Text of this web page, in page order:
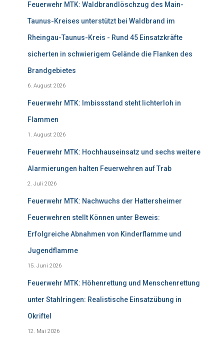
Feuerwehr MTK: Waldbrandlöschzug des Main-
Taunus-Kreises unterstützt bei Waldbrand im
Rheingau-Taunus-Kreis - Rund 45 Einsatzkräfte
sicherten in schwierigem Gelände die Flanken des
Brandgebietes
6. August 2026
Feuerwehr MTK: Imbissstand steht lichterloh in
Flammen
1. August 2026
Feuerwehr MTK: Hochhauseinsatz und sechs weitere
Alarmierungen halten Feuerwehren auf Trab
2. Juli 2026
Feuerwehr MTK: Nachwuchs der Hattersheimer
Feuerwehren stellt Können unter Beweis:
Erfolgreiche Abnahmen von Kinderflamme und
Jugendflamme
15. Juni 2026
Feuerwehr MTK: Höhenrettung und Menschenrettung
unter Stahlringen: Realistische Einsatzübung in
Okriftel
12. Mai 2026